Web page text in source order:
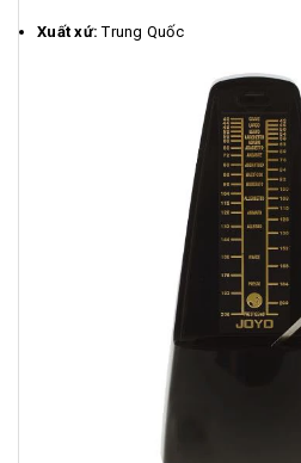
Xuất xứ: Trung Quốc